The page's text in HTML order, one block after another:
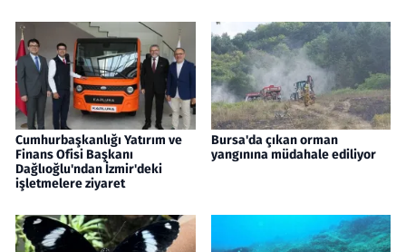
Cumhurbaşkanlığı Yatırım ve
Finans Ofisi Başkanı
Dağlıoğlu'ndan İzmir'deki
işletmelere ziyaret
Bursa'da çıkan orman
yangınına müdahale ediliyor